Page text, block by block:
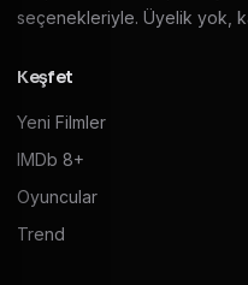
seçenekleriyle. Üyelik yok,
Keşfet
Yeni Filmler
IMDb 8+
Oyuncular
Trend